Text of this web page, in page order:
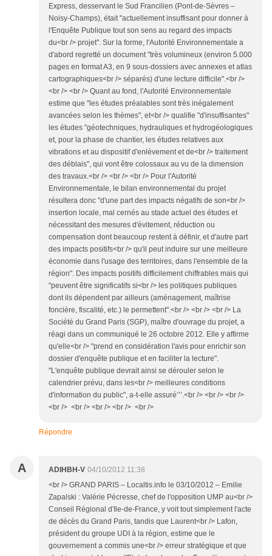
Express, desservant le Sud Francilien (Pont-de-Sèvres –
Noisy-Champs), était "actuellement insuffisant pour donner à
l'Enquête Publique tout son sens au regard des impacts
du<br /> projet". Sur la forme, l'Autorité Environnementale a
d'abord regretté un document "très volumineux (environ 5.000
pages en format A3, en 9 sous-dossiers avec annexes et atlas
cartographiques<br /> séparés) d'une lecture difficile".<br />
<br /> <br /> Quant au fond, l'Autorité Environnementale
estime que "les études préalables sont très inégalement
avancées selon les thèmes", et<br /> qualifie "d'insuffisantes"
les études "géotechniques, hydrauliques et hydrogéologiques
et, pour la phase de chantier, les études relatives aux
vibrations et au dispositif d'enlèvement et de<br /> traitement
des déblais", qui vont être colossaux au vu de la dimension
des travaux.<br /> <br /> <br /> Pour l'Autorité
Environnementale, le bilan environnemental du projet
résultera donc "d'une part des impacts négatifs de son<br />
insertion locale, mal cernés au stade actuel des études et
nécessitant des mesures d'évitement, réduction ou
compensation dont beaucoup restent à définir, et d'autre part
des impacts positifs<br /> qu'il peut induire sur une meilleure
économie dans l'usage des territoires, dans l'ensemble de la
région". Des impacts positifs difficilement chiffrables mais qui
"peuvent être significatifs si<br /> les politiques publiques
dont ils dépendent par ailleurs (aménagement, maîtrise
foncière, fiscalité, etc.) le permettent".<br /> <br /> <br /> La
Société du Grand Paris (SGP), maître d'ouvrage du projet, a
réagi dans un communiqué le 26 octobre 2012. Elle y affirme
qu'elle<br /> "prend en considération l'avis pour enrichir son
dossier d'enquête publique et en faciliter la lecture".
"L'enquête publique devrait ainsi se dérouler selon le
calendrier prévu, dans les<br /> meilleures conditions
d'information du public", a-t-elle assuré’’’.<br /> <br /> <br />
<br /> <br /> <br /> <br /> <br />
Répondre
A ADIHBH-V 04/10/2012 11:38
<br /> GRAND PARIS – Localtis.info le 03/10/2012 – Emilie
Zapalski : Valérie Pécresse, chef de l'opposition UMP au<br />
Conseil Régional d'Ile-de-France, y voit tout simplement l'acte
de décès du Grand Paris, tandis que Laurent<br /> Lafon,
président du groupe UDI à la région, estime que le
gouvernement a commis une<br /> erreur stratégique et que